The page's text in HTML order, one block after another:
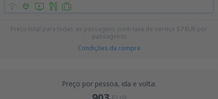
Preço total para todas as passagens (sem taxa de serviço 57 EUR por
passageiro)
Condições da compra
Preço por pessoa, ida e volta: